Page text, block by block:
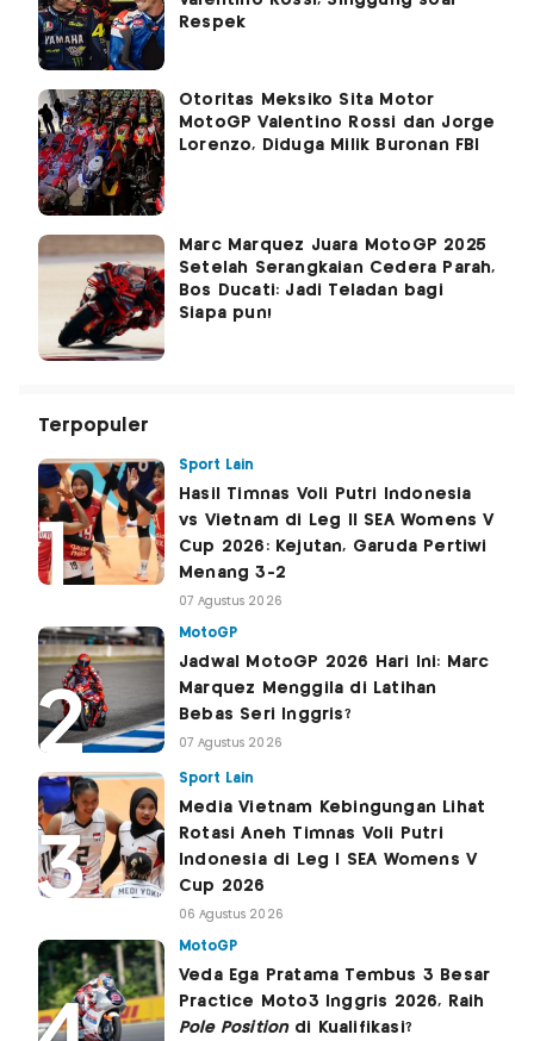
Respek
Otoritas Meksiko Sita Motor
MotoGP Valentino Rossi dan Jorge
Lorenzo, Diduga Milik Buronan FBI
Marc Marquez Juara MotoGP 2025
Setelah Serangkaian Cedera Parah,
Bos Ducati: Jadi Teladan bagi
Siapa pun!
Terpopuler
Sport Lain
Hasil Timnas Voli Putri Indonesia
vs Vietnam di Leg II SEA Womens V
Cup 2026: Kejutan, Garuda Pertiwi
Menang 3-2
07 Agustus 2026
MotoGP
Jadwal MotoGP 2026 Hari Ini: Marc
Marquez Menggila di Latihan
Bebas Seri Inggris?
07 Agustus 2026
Sport Lain
Media Vietnam Kebingungan Lihat
Rotasi Aneh Timnas Voli Putri
Indonesia di Leg I SEA Womens V
Cup 2026
06 Agustus 2026
MotoGP
Veda Ega Pratama Tembus 3 Besar
Practice Moto3 Inggris 2026, Raih
Pole Positiondi Kualifikasi?